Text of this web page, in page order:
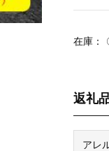
在庫：
返礼
アレ